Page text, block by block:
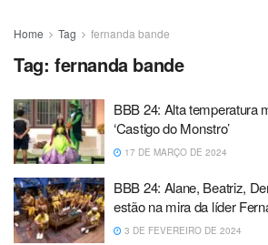
Home Tag fernanda bande
Tag: fernanda bande
BBB 24: Alta temperatura
‘Castigo do Monstro’
17 DE MARÇO DE 2024
BBB 24: Alane, Beatriz,
estão na mira da líder
3 DE FEVEREIRO DE 2024